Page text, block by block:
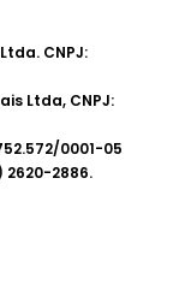
CNPJ:
Ltda, CNPJ:
0001-05
2886.